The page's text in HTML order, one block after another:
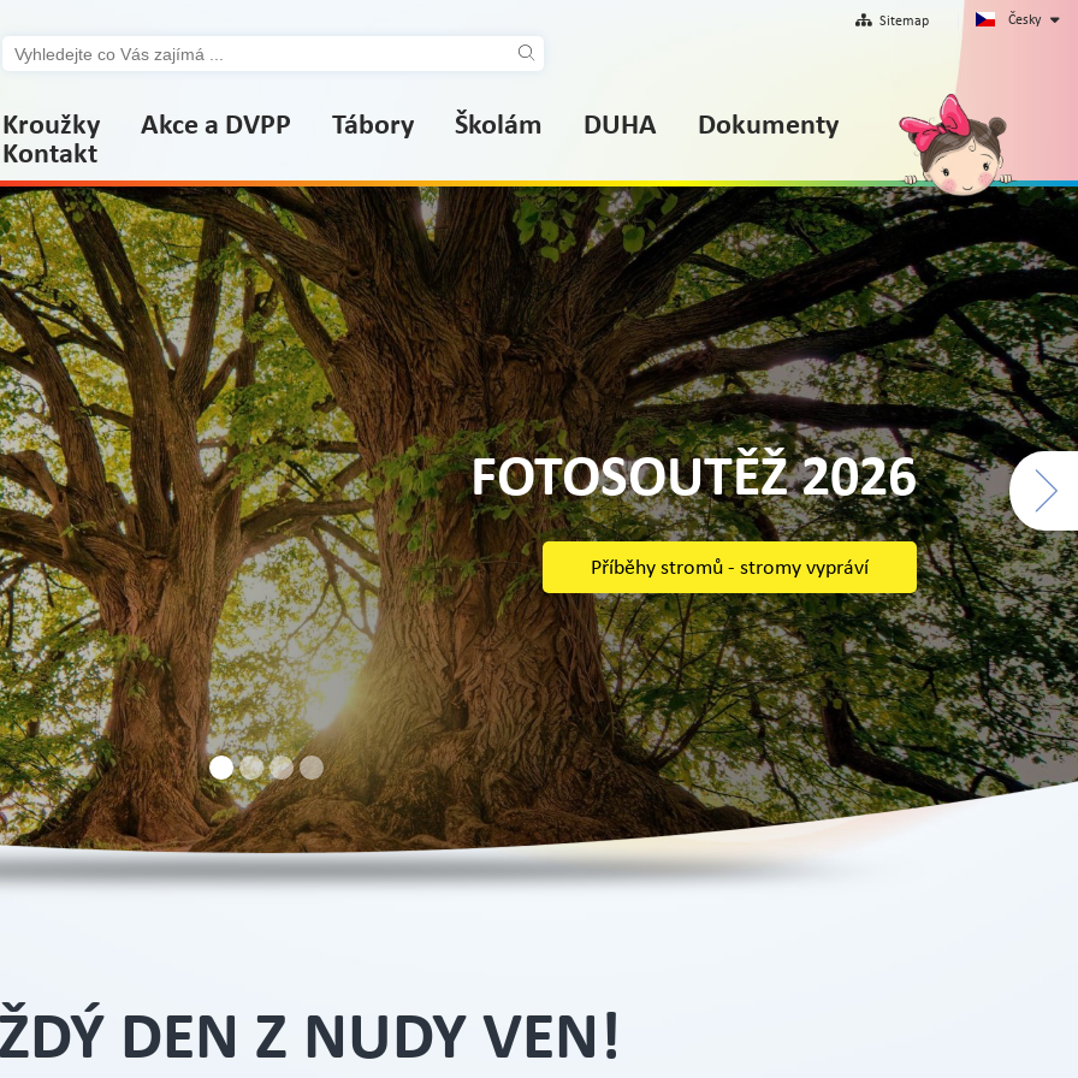
Česky
Sitemap
Kroužky Akce a DVPP Tábory Školám DUHA Dokumenty
Kontakt
FOTOSOUTĚŽ 2026
Příběhy stromů - stromy vypráví
Více informací
příspěvek Města Jeseník Correnty na letní tábory
Více informací
DEN Z NUDY VEN!